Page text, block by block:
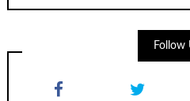
Follow